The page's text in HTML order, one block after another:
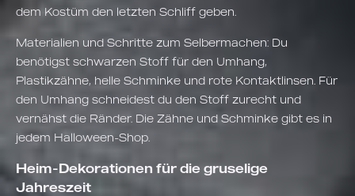
dem Kostüm den letzten Schliff geben.
Materialien und Schritte zum Selbermachen: Du
benötigst schwarzen Stoff für den Umhang,
Plastikzähne, helle Schminke und rote Kontaktlinsen. Für
den Umhang schneidest du den Stoff zurecht und
vernähst die Ränder. Die Zähne und Schminke gibt es in
jedem Halloween-Shop.
Heim-Dekorationen für die gruselige
Jahreszeit